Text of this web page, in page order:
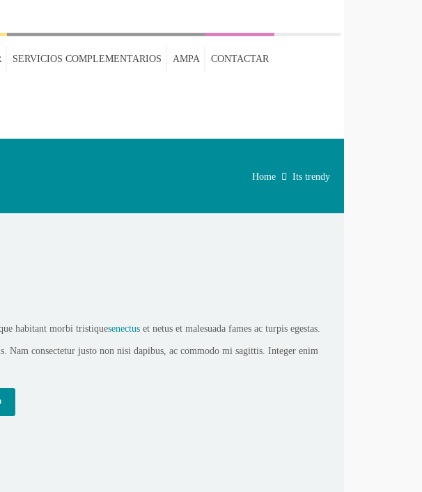
SERVICIOS COMPLEMENTARIOS AMPA CONTACTAR
Home Its trendy
habitant morbi tristiquesenectuset netus et malesuada fames ac turpis egestas.
Nam consectetur justo non nisi dapibus, ac commodo mi sagittis. Integer enim